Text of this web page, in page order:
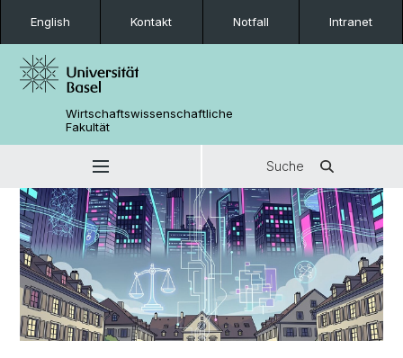
English Kontakt Notfall Intranet
Wirtschaftswissenschaftliche
Fakultät
Suche